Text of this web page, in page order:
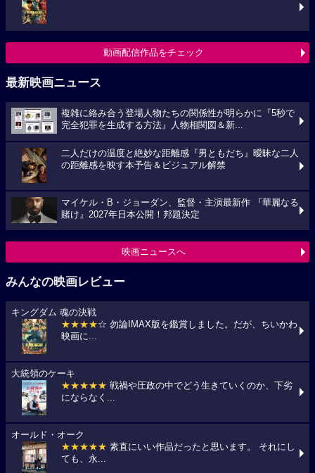
動画配信作品をチェック
最新映画ニュース
複雑に絡み合う登場人物たちの関係性が明らかに『5秒で
完全犯罪を生成する方法』人物相関図＆新...
二人だけの温度と絶妙な距離感『男ともだち』曖昧な二人
の距離感を映す本予告＆ビジュアル解禁
マイケル・B・ジョーダン、監督・主演最新作 『華麗なる
賭け』2027年日本公開！邦題決定
映画ニュースへ
みんなの映画レビュー
キングダム 魂の決戦
★★★★☆ 勿論IMAX版を鑑賞しました。だが、ちいかわ
映画に...
大統領のケーキ
★★★★★ 戦禍や圧政の中でどう生きていくのか、下劣
にならなく...
オールド・オーク
★★★★★ 素直にいい作品だったと思います。 それにし
ても、永...